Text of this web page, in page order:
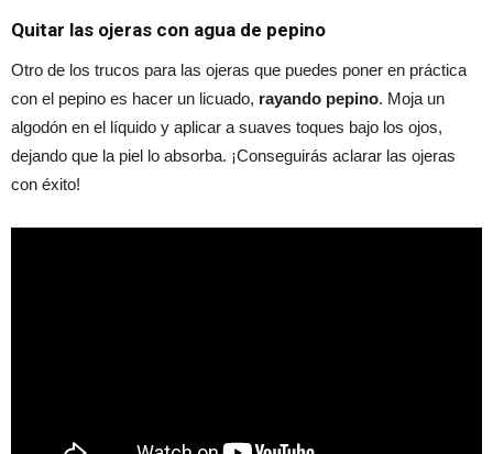
Quitar las ojeras con agua de pepino
Otro de los trucos para las ojeras que puedes poner en práctica
con el pepino es hacer un licuado, rayando pepino. Moja un
algodón en el líquido y aplicar a suaves toques bajo los ojos,
dejando que la piel lo absorba. ¡Conseguirás aclarar las ojeras
con éxito!